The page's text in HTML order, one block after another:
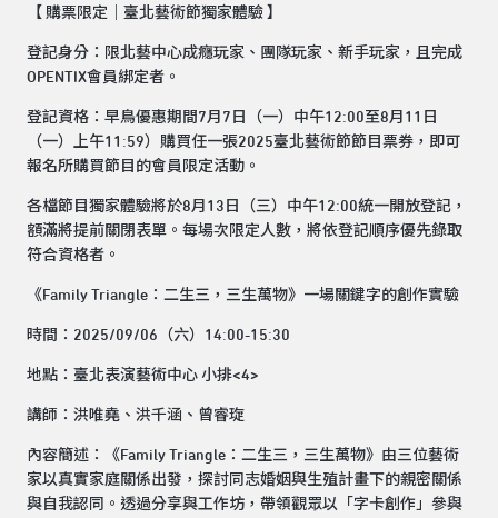
【 購票限定｜臺北藝術節獨家體驗 】
登記身分：限北藝中心成癮玩家、團隊玩家、新手玩家，且完成
OPENTIX會員綁定者。
登記資格：早鳥優惠期間7月7日（一）中午12:00至8月11日
（一）上午11:59）購買任一張2025臺北藝術節節目票券，即可
報名所購買節目的會員限定活動。
各檔節目獨家體驗將於8月13日（三）中午12:00統一開放登記，
額滿將提前關閉表單。每場次限定人數，將依登記順序優先錄取
符合資格者。
《Family Triangle：二生三，三生萬物》一場關鍵字的創作實驗
時間：2025/09/06（六）14:00-15:30
地點：臺北表演藝術中心 小排<4>
講師：洪唯堯、洪千涵、曾睿琁
內容簡述：《Family Triangle：二生三，三生萬物》由三位藝術
家以真實家庭關係出發，探討同志婚姻與生殖計畫下的親密關係
與自我認同。透過分享與工作坊，帶領觀眾以「字卡創作」參與